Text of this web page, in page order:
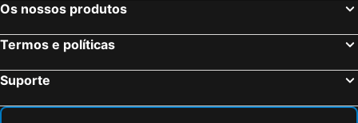
Os nossos produtos
Termos e políticas
Suporte